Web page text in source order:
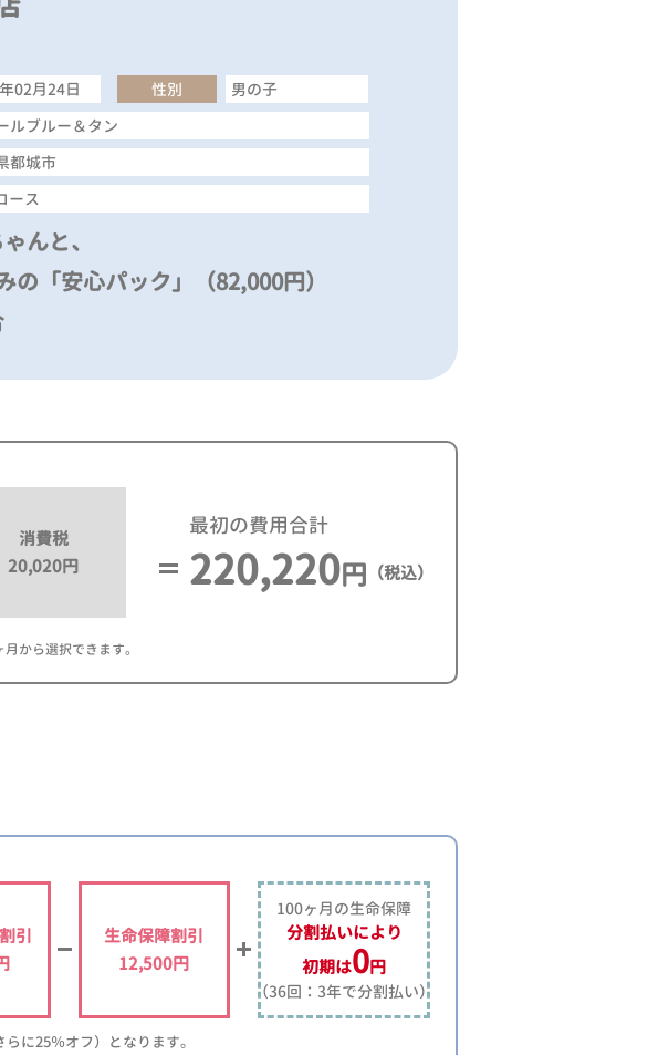
02月24日 性別
男の子
ルブルー＆タン
都城市
ース
んと、
の「安心パック」（82,000円）
消費税
20,020円
最初の費用合計
220,220円 （税込）
から選択できます。
引
生命保障割引
12,500円
100ヶ月の生命保障
分割払いにより
初期は0円
（36回：3年で分割払い）
に25％オフ）となります。